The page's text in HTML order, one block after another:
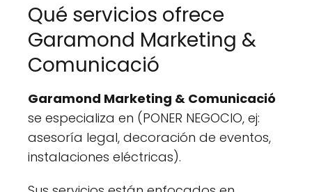
Qué servicios ofrece
Garamond Marketing &
Comunicació
Garamond Marketing & Comunicació
se especializa en (PONER NEGOCIO, ej:
asesoría legal, decoración de eventos,
instalaciones eléctricas).